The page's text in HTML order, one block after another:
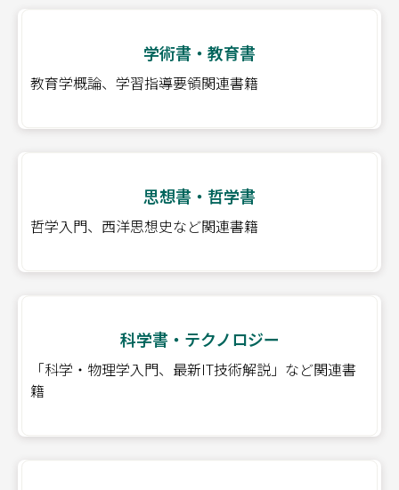
学術書・教育書
教育学概論、学習指導要領関連書籍
思想書・哲学書
哲学入門、西洋思想史など関連書籍
科学書・テクノロジー
「科学・物理学入門、最新IT技術解説」など関連書
籍